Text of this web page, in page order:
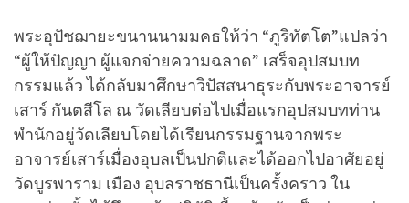
พระอุปัชฌายะขนานนามมคธให้ว่า “ภูริทัตโต”แปลว่า
“ผู้ให้ปัญญา ผู้แจกจ่ายความฉลาด” เสร็จอุปสมบท
กรรมแล้ว ได้กลับมาศึกษาวิปัสสนาธุระกับพระอาจารย์
เสาร์ กันตสีโล ณ วัดเลียบต่อไปเมื่อแรกอุปสมบทท่าน
พำนักอยู่วัดเลียบโดยได้เรียนกรรมฐานจากพระ
อาจารย์เสาร์เมื่องอุบลเป็นปกติและได้ออกไปอาศัยอยู่
วัดบูรพาราม เมือง อุบลราชธานีเป็นครั้งคราว ใน